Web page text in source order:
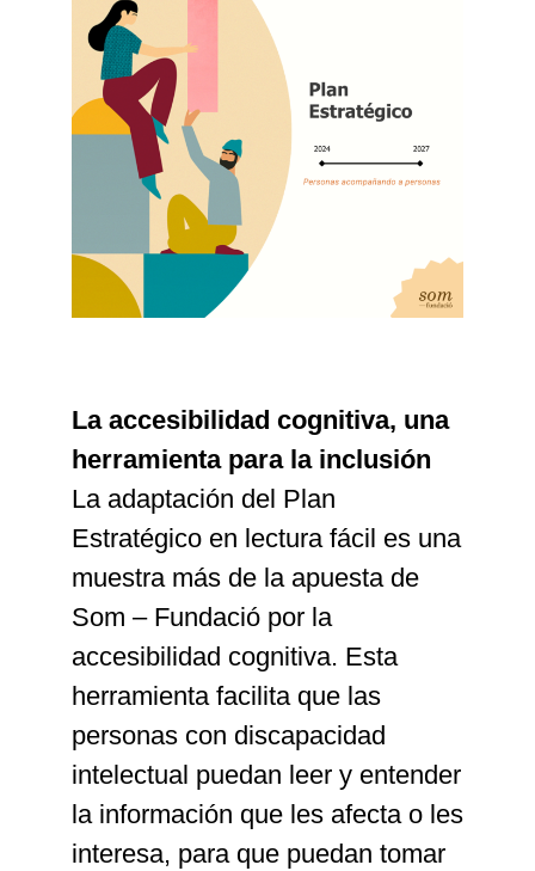
La accesibilidad cognitiva, una
herramienta para la inclusión
La adaptación del Plan
Estratégico en lectura fácil es una
muestra más de la apuesta de
Som – Fundació por la
accesibilidad cognitiva. Esta
herramienta facilita que las
personas con discapacidad
intelectual puedan leer y entender
la información que les afecta o les
interesa, para que puedan tomar